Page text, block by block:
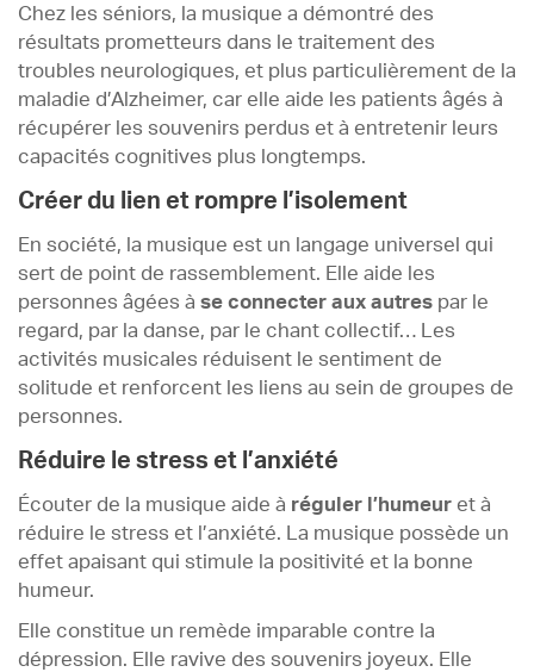
Chez les séniors, la musique a démontré des
résultats prometteurs dans le traitement des
troubles neurologiques, et plus particulièrement de la
maladie d’Alzheimer, car elle aide les patients âgés à
récupérer les souvenirs perdus et à entretenir leurs
capacités cognitives plus longtemps.
Créer du lien et rompre l’isolement
En société, la musique est un langage universel qui
sert de point de rassemblement. Elle aide les
personnes âgées à se connecter aux autres par le
regard, par la danse, par le chant collectif… Les
activités musicales réduisent le sentiment de
solitude et renforcent les liens au sein de groupes de
personnes.
Réduire le stress et l’anxiété
Écouter de la musique aide à réguler l’humeur et à
réduire le stress et l’anxiété. La musique possède un
effet apaisant qui stimule la positivité et la bonne
humeur.
Elle constitue un remède imparable contre la
dépression. Elle ravive des souvenirs joyeux. Elle